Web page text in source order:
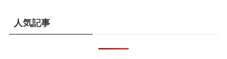
人気記事